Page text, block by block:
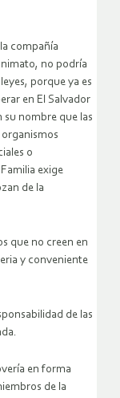
compañía
no podría
porque ya es
en El Salvador
su nombre que las
o
exige
de la
que no creen en
y conveniente
de las
en forma
de la